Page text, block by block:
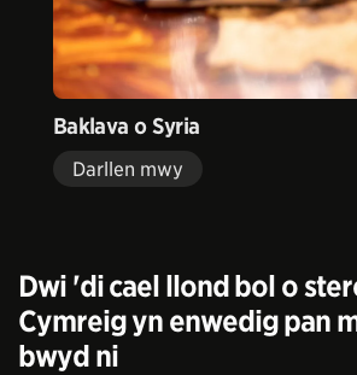
Baklava o Syria
Darllen mwy
Dwi 'di cael llond bol o
Cymreig yn enwedig pan
bwyd ni